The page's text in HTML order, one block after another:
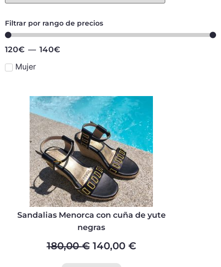
Filtrar por rango de precios
120€ — 140€
Mujer
Sandalias Menorca con cuña de yute
negras
180,00€ 140,00 €